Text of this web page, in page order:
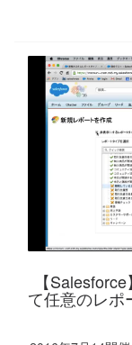
【
て任意のレポ